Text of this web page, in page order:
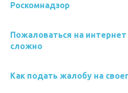
Роскомнадзор
Пожаловаться на
сложно
Как подать жалобу на